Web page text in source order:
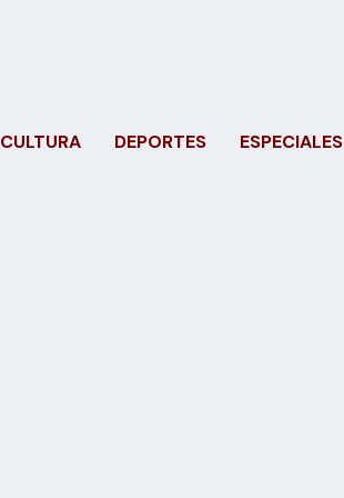
CULTURA DEPORTES ESPECIALES